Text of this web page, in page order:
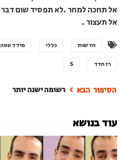
אל תחכה למחר .לא תפסיד שום דבר
אל תעצור .
חדשות כללי מידד טסה
רז חדד S
רשומה ישנה יותר